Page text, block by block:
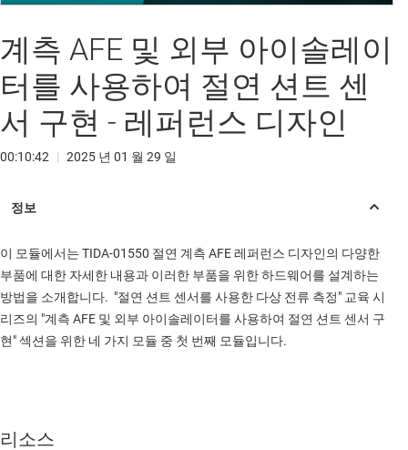
Video
계측 AFE 및 외부 아이솔레이
터를 사용하여 절연 션트 센
서 구현 - 레퍼런스 디자인
00:10:42 | 2025 년 01 월 29 일
이 모듈에서는 TIDA-01550 절연 계측 AFE 레퍼런스 디자인의 다양한
부품에 대한 자세한 내용과 이러한 부품을 위한 하드웨어를 설계하는
방법을 소개합니다. "절연 션트 센서를 사용한 다상 전류 측정" 교육 시
리즈의 "계측 AFE 및 외부 아이솔레이터를 사용하여 절연 션트 센서 구
현" 섹션을 위한 네 가지 모듈 중 첫 번째 모듈입니다.
리소스